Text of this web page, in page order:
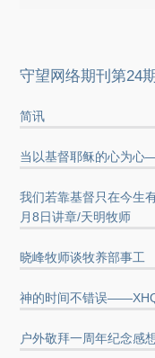
守望网络期刊第24
简讯
当以基督耶稣的心为
我们若靠基督只在今
月8日讲章/天明牧师
晓峰牧师谈牧养部事工
神的时间不错误
户外敬拜一周年纪念感